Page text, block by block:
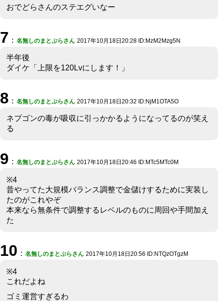
おでどらさんのステエグいなー
7 ： 名無しのまとぷらさん 2017年10月18日20:28 ID:MzM2Mzg5N
半年後
ダイケ「上限を120Lvにします！」
8 ： 名無しのまとぷらさん 2017年10月18日20:32 ID:NjM1OTA5O
ネプゴンの毒が吸収に引っかかるようになってるのが笑え
る
9 ： 名無しのまとぷらさん 2017年10月18日20:46 ID:MTc5MTc0M
※4
昔やってた大規模バランス調整で金儲けするために実装し
たのがこれやぞ
本来なら無条件で調整するレベルのものに周回や手間加え
た
10 ： 名無しのまとぷらさん 2017年10月18日20:56 ID:NTQzOTgzM
※4
これだよね
ゴミ運営すぎるわ